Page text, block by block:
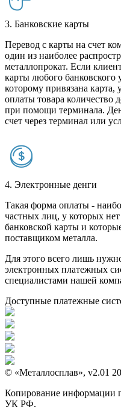
3. Банковские карты
Перевод с карты на счет
один из наиболее
металлопрокат. Если
карты любого банковского
которому привязана карта,
оплаты товара количество
при помощи терминала.
счет через терминал или
4. Электронные денги
Такая форма оплаты -
частных лиц, у которых нет
банковской карты и
поставщиком металла.
Для этого всего лишь
электронных платежных
специалистами нашей
Доступные платежные
© «Металлосплав», v2.01
Копирование информации
УК РФ.